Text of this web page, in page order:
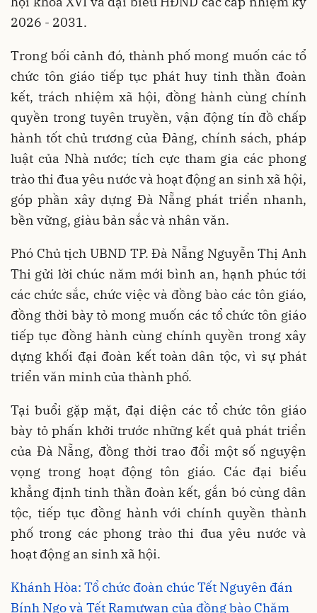
2026 - 2031.
Trong bối cảnh đó, thành phố mong muốn các tổ
chức tôn giáo tiếp tục phát huy tinh thần đoàn
kết, trách nhiệm xã hội, đồng hành cùng chính
quyền trong tuyên truyền, vận động tín đồ chấp
hành tốt chủ trương của Đảng, chính sách, pháp
luật của Nhà nước; tích cực tham gia các phong
trào thi đua yêu nước và hoạt động an sinh xã hội,
góp phần xây dựng Đà Nẵng phát triển nhanh,
bền vững, giàu bản sắc và nhân văn.
Phó Chủ tịch UBND TP. Đà Nẵng Nguyễn Thị Anh
Thi gửi lời chúc năm mới bình an, hạnh phúc tới
các chức sắc, chức việc và đồng bào các tôn giáo,
đồng thời bày tỏ mong muốn các tổ chức tôn giáo
tiếp tục đồng hành cùng chính quyền trong xây
dựng khối đại đoàn kết toàn dân tộc, vì sự phát
triển văn minh của thành phố.
Tại buổi gặp mặt, đại diện các tổ chức tôn giáo
bày tỏ phấn khởi trước những kết quả phát triển
của Đà Nẵng, đồng thời trao đổi một số nguyện
vọng trong hoạt động tôn giáo. Các đại biểu
khẳng định tinh thần đoàn kết, gắn bó cùng dân
tộc, tiếp tục đồng hành với chính quyền thành
phố trong các phong trào thi đua yêu nước và
hoạt động an sinh xã hội.
Khánh Hòa: Tổ chức đoàn chúc Tết Nguyên đán
Bính Ngọ và Tết Ramưwan của đồng bào Chăm